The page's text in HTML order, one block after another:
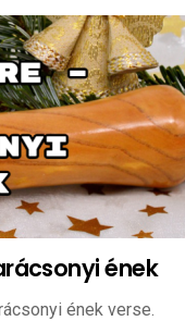
ének
ének verse.